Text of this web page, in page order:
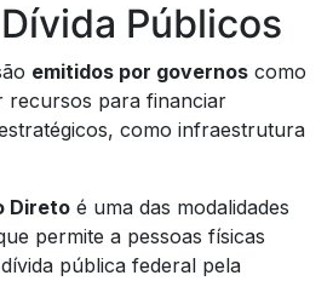
Públicos
emitidos por governos como
recursos para financiar
como infraestrutura
Direto é uma das modalidades
permite a pessoas físicas
pública federal pela